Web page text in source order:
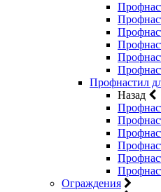
Профнастил
Назад
Ограждения